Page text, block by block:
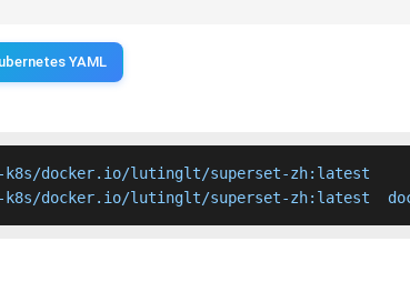
YAML
k8s/docker.io/lutinglt/superset-zh:latest
k8s/docker.io/lutinglt/superset-zh:latest